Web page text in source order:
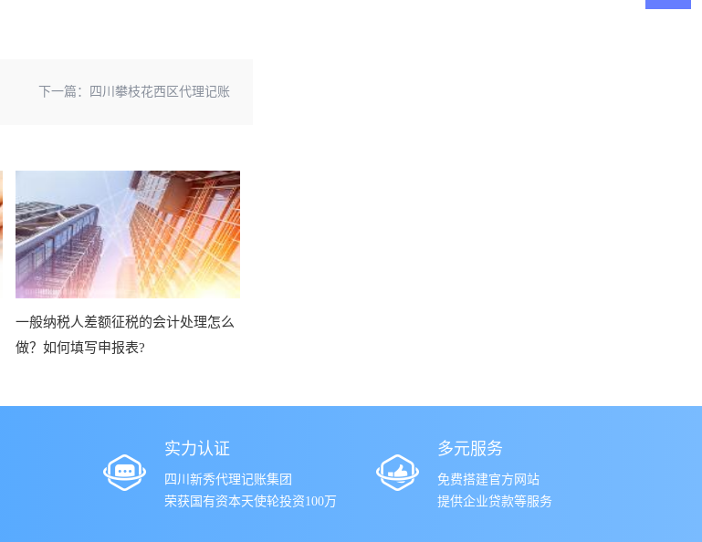
下一篇： 四川攀枝花西区代理记账
一般纳税人差额征税的会计处理怎么
做？如何填写申报表?
实力认证
四川新秀代理记账集团
荣获国有资本天使轮投资100万
多元服务
免费搭建官方网站
提供企业贷款等服务